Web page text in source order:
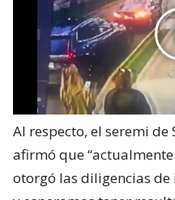
Al respecto, el seremi
afirmó que
otorgó las diligencias